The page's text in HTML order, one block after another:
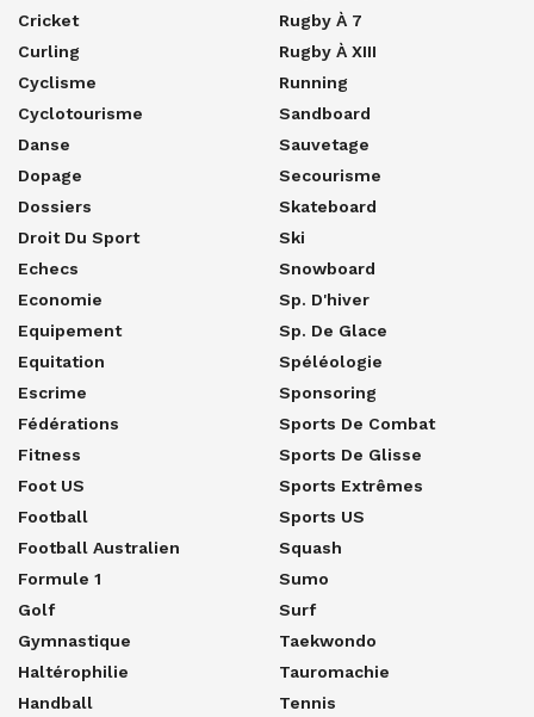
Cricket
Curling
Cyclisme
Cyclotourisme
Danse
Dopage
Dossiers
Droit Du Sport
Echecs
Economie
Equipement
Equitation
Escrime
Fédérations
Fitness
Foot US
Football
Football Australien
Formule 1
Golf
Gymnastique
Haltérophilie
Handball
Rugby À 7
Rugby À XIII
Running
Sandboard
Sauvetage
Secourisme
Skateboard
Ski
Snowboard
Sp. D'hiver
Sp. De Glace
Spéléologie
Sponsoring
Sports De Combat
Sports De Glisse
Sports Extrêmes
Sports US
Squash
Sumo
Surf
Taekwondo
Tauromachie
Tennis